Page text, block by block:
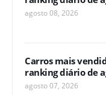
agosto 08, 2026
Carros mais
ranking diário de
agosto 07, 2026